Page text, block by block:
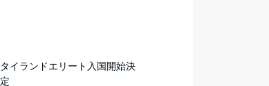
タイランドエリート入国開始決
定